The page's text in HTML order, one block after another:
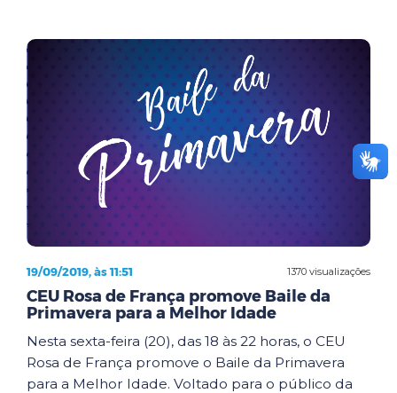
1370 visualizações
19/09/2019, às 11:51
CEU Rosa de França promove Baile da
Primavera para a Melhor Idade
Nesta sexta-feira (20), das 18 às 22 horas, o CEU
Rosa de França promove o Baile da Primavera
para a Melhor Idade. Voltado para o público da